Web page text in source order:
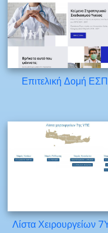
Επιτελική Δομή
Λίστα Χειρουργείων